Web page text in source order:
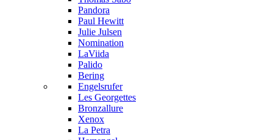
Pandora
Paul Hewitt
Julie Julsen
Nomination
LaViida
Palido
Bering
Engelsrufer
Les Georgettes
Bronzallure
Xenox
La Petra